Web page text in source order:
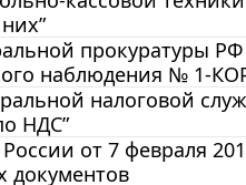
прокуратуры
наблюдения № 1-
налоговой
НДС”
от 7 февраля
документов